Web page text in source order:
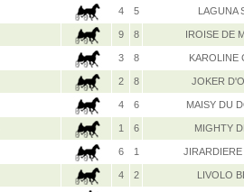
4 5 LAGUNA
9 8 IROISE DE
3 8 KAROLINE
2 8 JOKER
4 6 MAISY DU
1 6 MIGHTY
6 1 JIRARDIERE
4 2 LIVOLO